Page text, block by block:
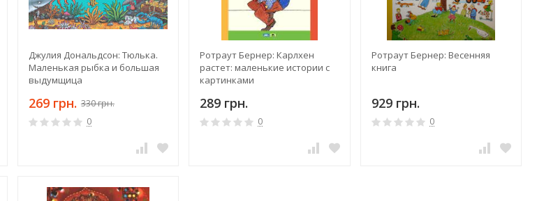
Джулия Дональдсон: Тюлька.
Маленькая рыбка и большая
выдумщица
269 грн. 330 грн.
0
Ротраут Бернер: Карлхен
растет: маленькие истории с
картинками
289 грн.
0
Ротраут Бернер: Весенняя
книга
929 грн.
0